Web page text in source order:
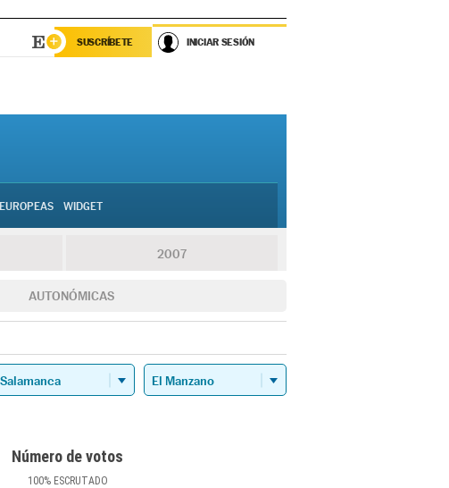
SUSCRÍBETE INICIAR SESIÓN
EUROPEAS WIDGET
2007
AUTONÓMICAS
Número de votos
100%ESCRUTADO